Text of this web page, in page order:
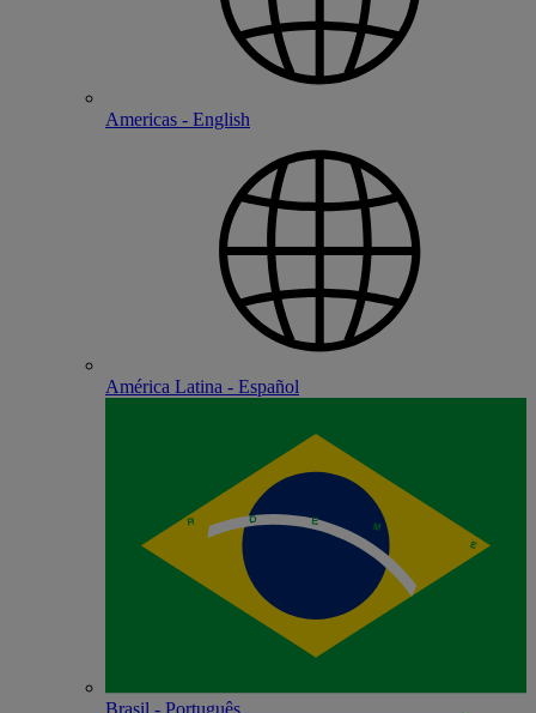
Americas - English
América Latina - Español
Brasil - Português